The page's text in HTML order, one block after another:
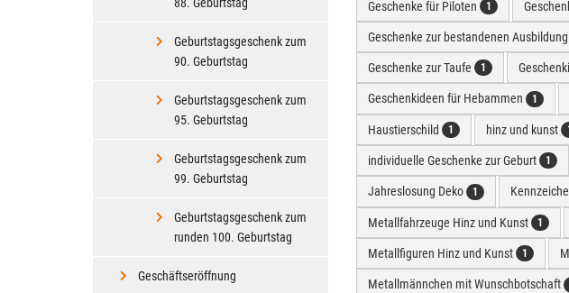
Geschenke für Piloten 1
Geschenke zur bestandenen Ausbildung
Geschenke zur Taufe 1
Geschenkideen für Hebammen 1
Haustierschild 1 hinz und kunst
individuelle Geschenke zur Geburt 1
Jahreslosung Deko 1
Metallfahrzeuge Hinz und Kunst 1
Metallfiguren Hinz und Kunst 1
Metallmännchen mit Wunschbotschaft
Geburtstagsgeschenk zum
90. Geburtstag
Geburtstagsgeschenk zum
95. Geburtstag
Geburtstagsgeschenk zum
99. Geburtstag
Geburtstagsgeschenk zum
runden 100. Geburtstag
Geschäftseröffnung